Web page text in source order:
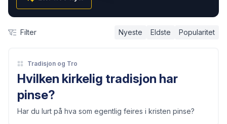
Filter Nyeste Eldste Popularitet
Tradisjon og Tro
Hvilken kirkelig tradisjon har
pinse?
Har du lurt på hva som egentlig feires i kristen pinse?